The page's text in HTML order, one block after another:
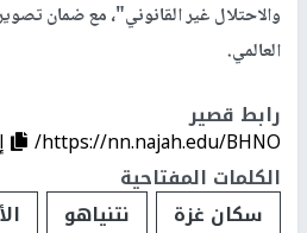
والاحتلال غير القانوني"، مع ضمان
العالمي.
رابط قصير
https://nn.najah.edu/BHNO/
الكلمات المفتاحية
سكان غزة
نتنياهو